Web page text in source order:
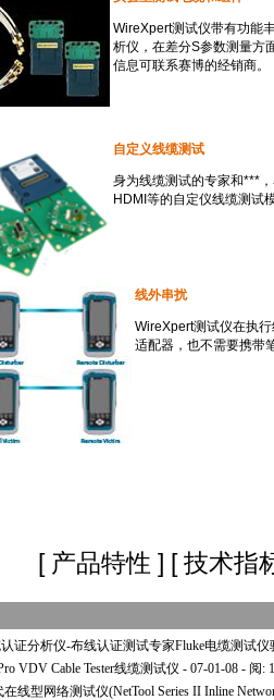
WireXpert测试仪带有功能
析仪，在差分S参数测量方
信息可联系赛博的经销商。
自定义线缆测试
身为线缆测试的专家和***
HDMI等的自定仪线缆测试
线外串扰
WireXpert测试仪在执
适配器，也不需要携带
[ 产品特性 ] [技术指
证分析仪-布线认证测试专家Fluke电缆测试仪
VDV Cable Tester线缆测试仪 - 07-01-08 - 阅:
线型网络测试仪(NetTool Series II Inline